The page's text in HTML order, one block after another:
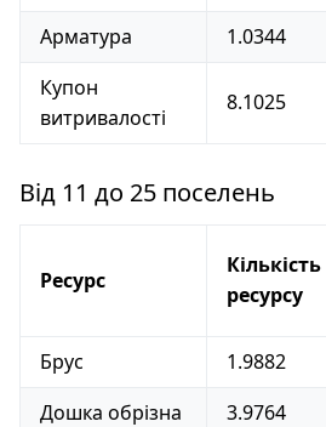
Арматура
1.0344
Купон
витривалості
8.1025
Від 11 до 25 поселень
Ресурс
Кількість
ресурсу
Брус
1.9882
Дошка обрізна
3.9764